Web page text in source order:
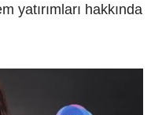
yatırımları hakkında